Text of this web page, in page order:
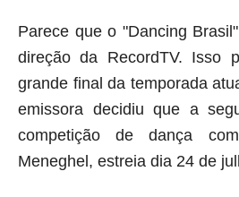
Parece que o "Dancing
direção da RecordTV. Isso
grande final da temporada
emissora decidiu que a
competição de dança
Meneghel, estreia dia 24 de